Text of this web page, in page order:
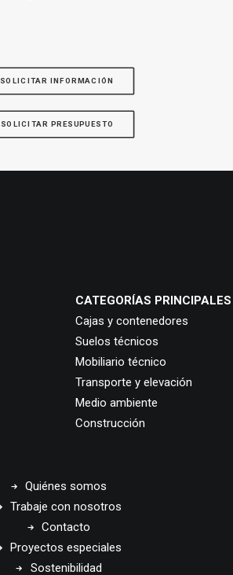
SOLICITAR INFORMACIÓN
SOLICITAR PRESUPUESTO
CATEGORÍAS PRINCIPALES
Cajas y contenedores
Suelos técnicos
Mobiliario técnico
Transporte y elevación
Medio ambiente
Construcción
Quiénes somos
Trabaje con nosotros
Contacto
Proyectos especiales
Sostenibilidad